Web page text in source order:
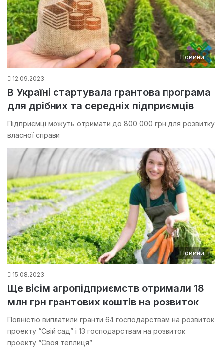
Новини
12.09.2023
В Україні стартувала грантова програма
для дрібних та середніх підприємців
Підприємці можуть отримати до 800 000 грн для розвитку
власної справи
Новини
15.08.2023
Ще вісім агропідприємств отримали 18
млн грн грантових коштів на розвиток
Повністю виплатили гранти 64 господарствам на розвиток
проекту “Свій сад” і 13 господарствам на розвиток
проекту “Своя теплиця”